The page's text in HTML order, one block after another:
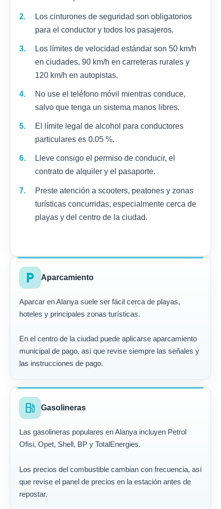
Los cinturones de seguridad son obligatorios
para el conductor y todos los pasajeros.
Los límites de velocidad estándar son 50 km/h
en ciudades, 90 km/h en carreteras rurales y
120 km/h en autopistas.
No use el teléfono móvil mientras conduce,
salvo que tenga un sistema manos libres.
El límite legal de alcohol para conductores
particulares es 0.05 %.
Lleve consigo el permiso de conducir, el
contrato de alquiler y el pasaporte.
Preste atención a scooters, peatones y zonas
turísticas concurridas, especialmente cerca de
playas y del centro de la ciudad.
local_parking Aparcamiento
Aparcar en Alanya suele ser fácil cerca de playas,
hoteles y principales zonas turísticas.
En el centro de la ciudad puede aplicarse aparcamiento
municipal de pago, así que revise siempre las señales y
las instrucciones de pago.
local_gas_station Gasolineras
Las gasolineras populares en Alanya incluyen Petrol
Ofisi, Opet, Shell, BP y TotalEnergies.
Los precios del combustible cambian con frecuencia, así
que revise el panel de precios en la estación antes de
repostar.